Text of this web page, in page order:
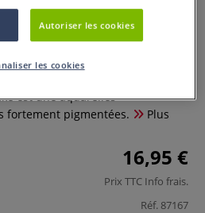
nacrées
est une aquarelles
fortement pigmentées.
Plus
16,95 €
Prix TTC Info frais.
Réf. 87167
Autoriser les cookies
les cookies